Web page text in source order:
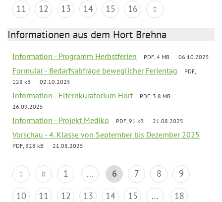
11
12 13 14 15 16
Informationen aus dem Hort Brehna
Information - Programm Herbstferien PDF, 4 MB 06.10.2025
Formular - Bedarfsabfrage beweglicher Ferientag
PDF,
128 kB
02.10.2025
Information - Elternkuratorium Hort
PDF, 3.8 MB
26.09.2025
Information - Projekt Mediko PDF, 91 kB 21.08.2025
Vorschau - 4. Klasse von September bis Dezember 2025
PDF, 328 kB 21.08.2025
1 ... 6 7 8
9
10
11 12 13 14 15 ... 18